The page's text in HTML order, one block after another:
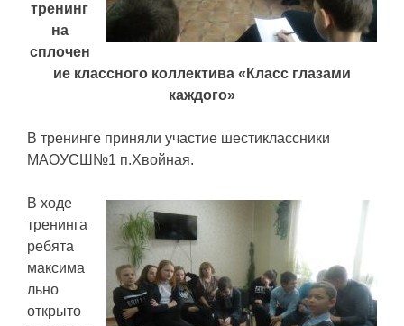
тренинг
на
сплочен
ие классного коллектива «Класс глазами
каждого»
В тренинге приняли участие шестиклассники
МАОУСШ№1 п.Хвойная.
В ходе
тренинга
ребята
максима
льно
открыто